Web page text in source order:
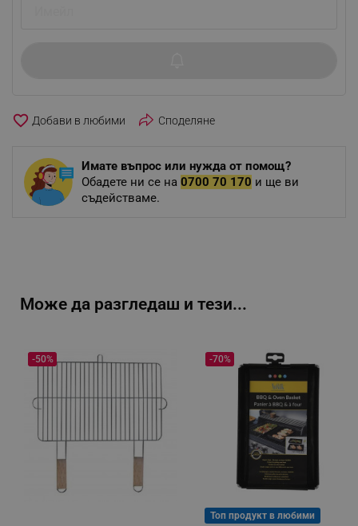
favorite_border Споделяне
Имате въпрос или нужда от помощ?
Обадете ни се на 0700 70 170 и ще ви
съдействаме.
Може да разгледаш и тези...
-50%
Топ продукт в любими
-70%